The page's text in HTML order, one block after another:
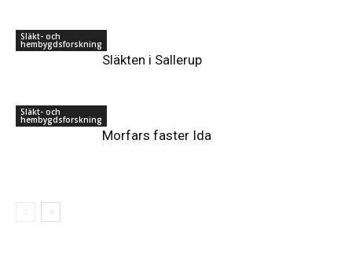
Släkt- och
hembygdsforskning
Släkten i Sallerup
Släkt- och
hembygdsforskning
Morfars faster Ida